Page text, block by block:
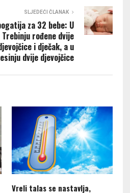
SLJEDEĆI ČLANAK
za 32 bebe: U
Trebinju rođene dvije
i dječak, a u
dvije djevojčice
Vreli talas se nastavlja,